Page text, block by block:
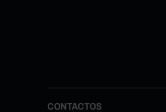
CONTACTOS